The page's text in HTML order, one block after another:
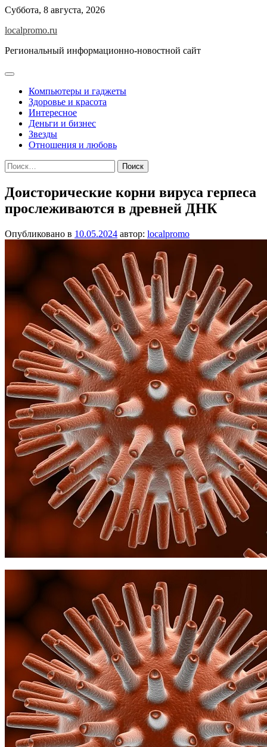
Перейти
содержимому
Суббота, 8 августа, 2026
localpromo.ru
Региональный информационно-новостной сайт
Компьютеры и гаджеты
Здоровье и красота
Интересное
Деньги и бизнес
Звезды
Отношения и любовь
Найти:
Доисторические корни вируса герпеса
прослеживаются в древней ДНК
Опубликовано в 10.05.2024 автор: localpromo